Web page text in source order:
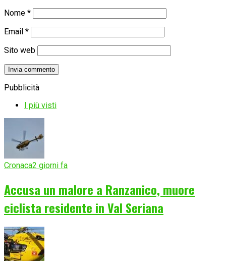
Nome *
Email *
Sito web
Pubblicità
I più visti
Cronaca2 giorni fa
Accusa un malore a Ranzanico, muore
ciclista residente in Val Seriana